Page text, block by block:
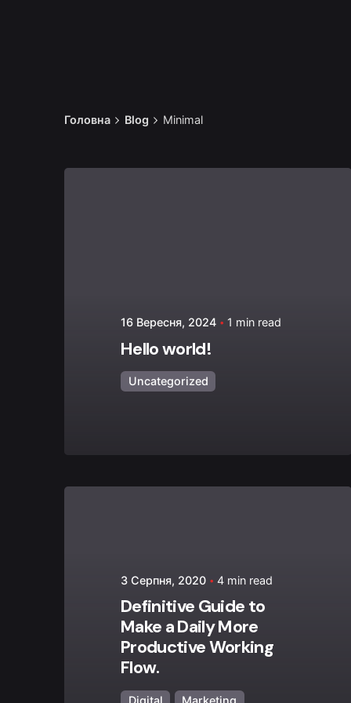
Головна Blog Minimal
16 Вересня, 2024 1 min read
Hello world!
Uncategorized
3 Серпня, 2020 4 min read
Definitive Guide to
Make a Daily More
Productive Working
Flow.
Digital Marketing